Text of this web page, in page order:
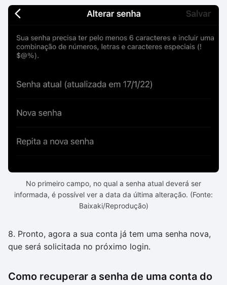
No primeiro campo, no qual a senha atual deverá ser
informada, é possível ver a data da última alteração. (Fonte:
Baixaki/Reprodução)
8. Pronto, agora a sua conta já tem uma senha nova,
que será solicitada no próximo login.
Como recuperar a senha de uma conta do